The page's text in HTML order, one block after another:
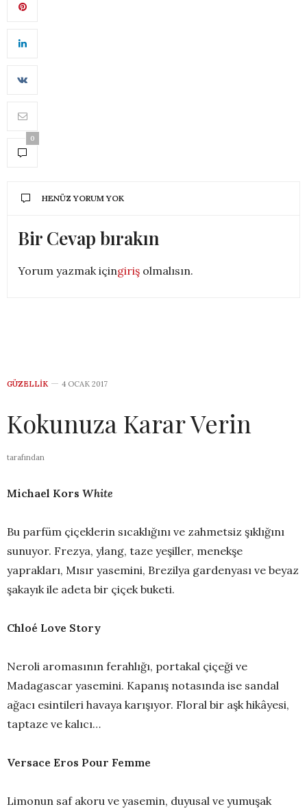
0
HENÜZ YORUM YOK
Bir Cevap bırakın
Yorum yazmak içingiriş olmalısın.
GÜZELLIK 4 OCAK 2017
Kokunuza Karar Verin
tarafından
Michael Kors White
Bu parfüm çiçeklerin sıcaklığını ve zahmetsiz şıklığını
sunuyor. Frezya, ylang, taze yeşiller, menekşe
yaprakları, Mısır yasemini, Brezilya gardenyası ve beyaz
şakayık ile adeta bir çiçek buketi.
Chloé Love Story
Neroli aromasının ferahlığı, portakal çiçeği ve
Madagascar yasemini. Kapanış notasında ise sandal
ağacı esintileri havaya karışıyor. Floral bir aşk hikâyesi,
taptaze ve kalıcı…
Versace Eros Pour Femme
Limonun saf akoru ve yasemin, duyusal ve yumuşak